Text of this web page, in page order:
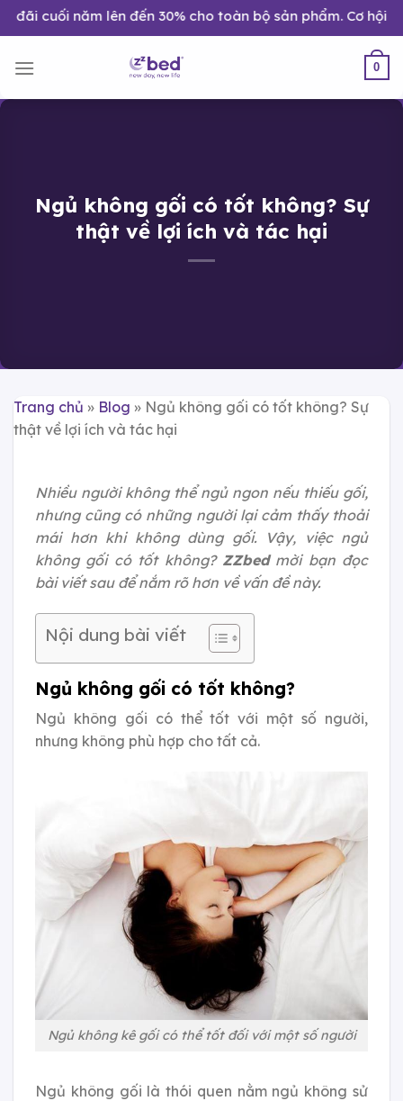
Bỏ
qua
dung
năm lên đến 30% cho toàn bộ sản phẩm. Cơ hội nâng
0
Ngủ không gối có tốt không? Sự
thật về lợi ích và tác hại
Trang chủ » Blog » Ngủ không gối có tốt không? Sự
thật về lợi ích và tác hại
Nhiều người không thể ngủ ngon nếu thiếu gối,
nhưng cũng có những người lại cảm thấy thoải
mái hơn khi không dùng gối. Vậy, việc ngủ
không gối có tốt không? ZZbedmời bạn đọc
bài viết sau để nắm rõ hơn về vấn đề này.
Nội dung bài viết
Ngủ không gối có tốt không?
Ngủ không gối có thể tốt với một số người,
nhưng không phù hợp cho tất cả.
Ngủ không kê gối có thể tốt đối với một số người
Ngủ không gối là thói quen nằm ngủ không sử